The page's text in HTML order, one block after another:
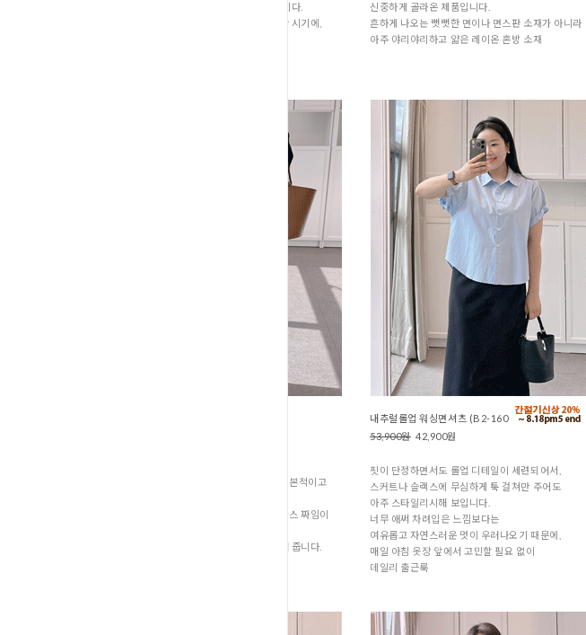
않은 딱 그 중간의 산뜻한 아크릴 소재입니다.
날씨가 갑자기 훅 시원해지지 않는 애매한 시기에,
신중하게 골라온 제품입니다.
흔하게 나오는 뻣뻣한 면이나 면스판 소재가 아니라
아주 야리야리하고 얇은 레이온 혼방 소재
스커트의 전체적인 디자인 자체는 아주 기본적이고
하지만 이 담백한 디자인에 입체적인 레이스 짜임이
과하지 않은, 독보적인 러블리함을 완성해 줍니다.
내추럴롤업 워싱면셔츠 (B2-160
53,900원42,900원
핏이 단정하면서도 롤업 디테일이 세련되어서,
스커트나 슬랙스에 무심하게 툭 걸쳐만 주어도
아주 스타일리시해 보입니다.
너무 애써 차려입은 느낌보다는
여유롭고 자연스러운 멋이 우러나오기 때문에,
매일 아침 옷장 앞에서 고민할 필요 없이
데일리 출근룩